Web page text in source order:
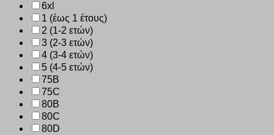
6xl
1 (έως 1 έτους)
2 (1-2 ετών)
3 (2-3 ετών)
4 (3-4 ετών)
5 (4-5 ετών)
75B
75C
80B
80C
80D